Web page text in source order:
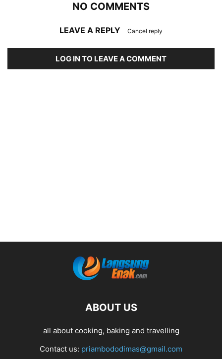
NO COMMENTS
LEAVE A REPLY Cancel reply
LOG IN TO LEAVE A COMMENT
ABOUT US
all about cooking, baking and travelling
Contact us: priambododimas@gmail.com